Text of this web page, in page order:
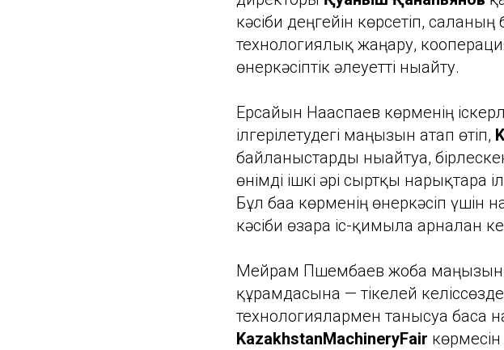
кәсіби деңгейін көрсетіп,
технологиялық жаңару,
өнеркәсіптік әлеуетті нығайту.
Ерсайын Нағаспаев көрменің
ілгерілетудегі маңызын атап өтіп,
байланыстарды нығайтуға,
өнімді ішкі әрі сыртқы нарықтарға
Бұл баға көрменің өнеркәсіп
кәсіби өзара іс-қимылға арналған
Мейрам Пшембаев жоба маңызын
құрамдасына — тікелей
технологиялармен танысуға
KazakhstanMachineryFair